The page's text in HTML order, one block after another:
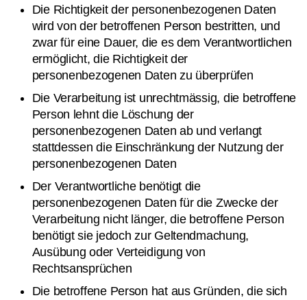
Die Richtigkeit der personenbezogenen Daten
wird von der betroffenen Person bestritten, und
zwar für eine Dauer, die es dem Verantwortlichen
ermöglicht, die Richtigkeit der
personenbezogenen Daten zu überprüfen
Die Verarbeitung ist unrechtmässig, die betroffene
Person lehnt die Löschung der
personenbezogenen Daten ab und verlangt
stattdessen die Einschränkung der Nutzung der
personenbezogenen Daten
Der Verantwortliche benötigt die
personenbezogenen Daten für die Zwecke der
Verarbeitung nicht länger, die betroffene Person
benötigt sie jedoch zur Geltendmachung,
Ausübung oder Verteidigung von
Rechtsansprüchen
Die betroffene Person hat aus Gründen, die sich